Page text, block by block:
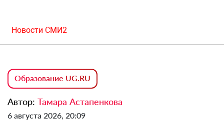
Новости СМИ2
Образование UG.RU
Автор: Тамара Астапенкова
6 августа 2026, 20:09